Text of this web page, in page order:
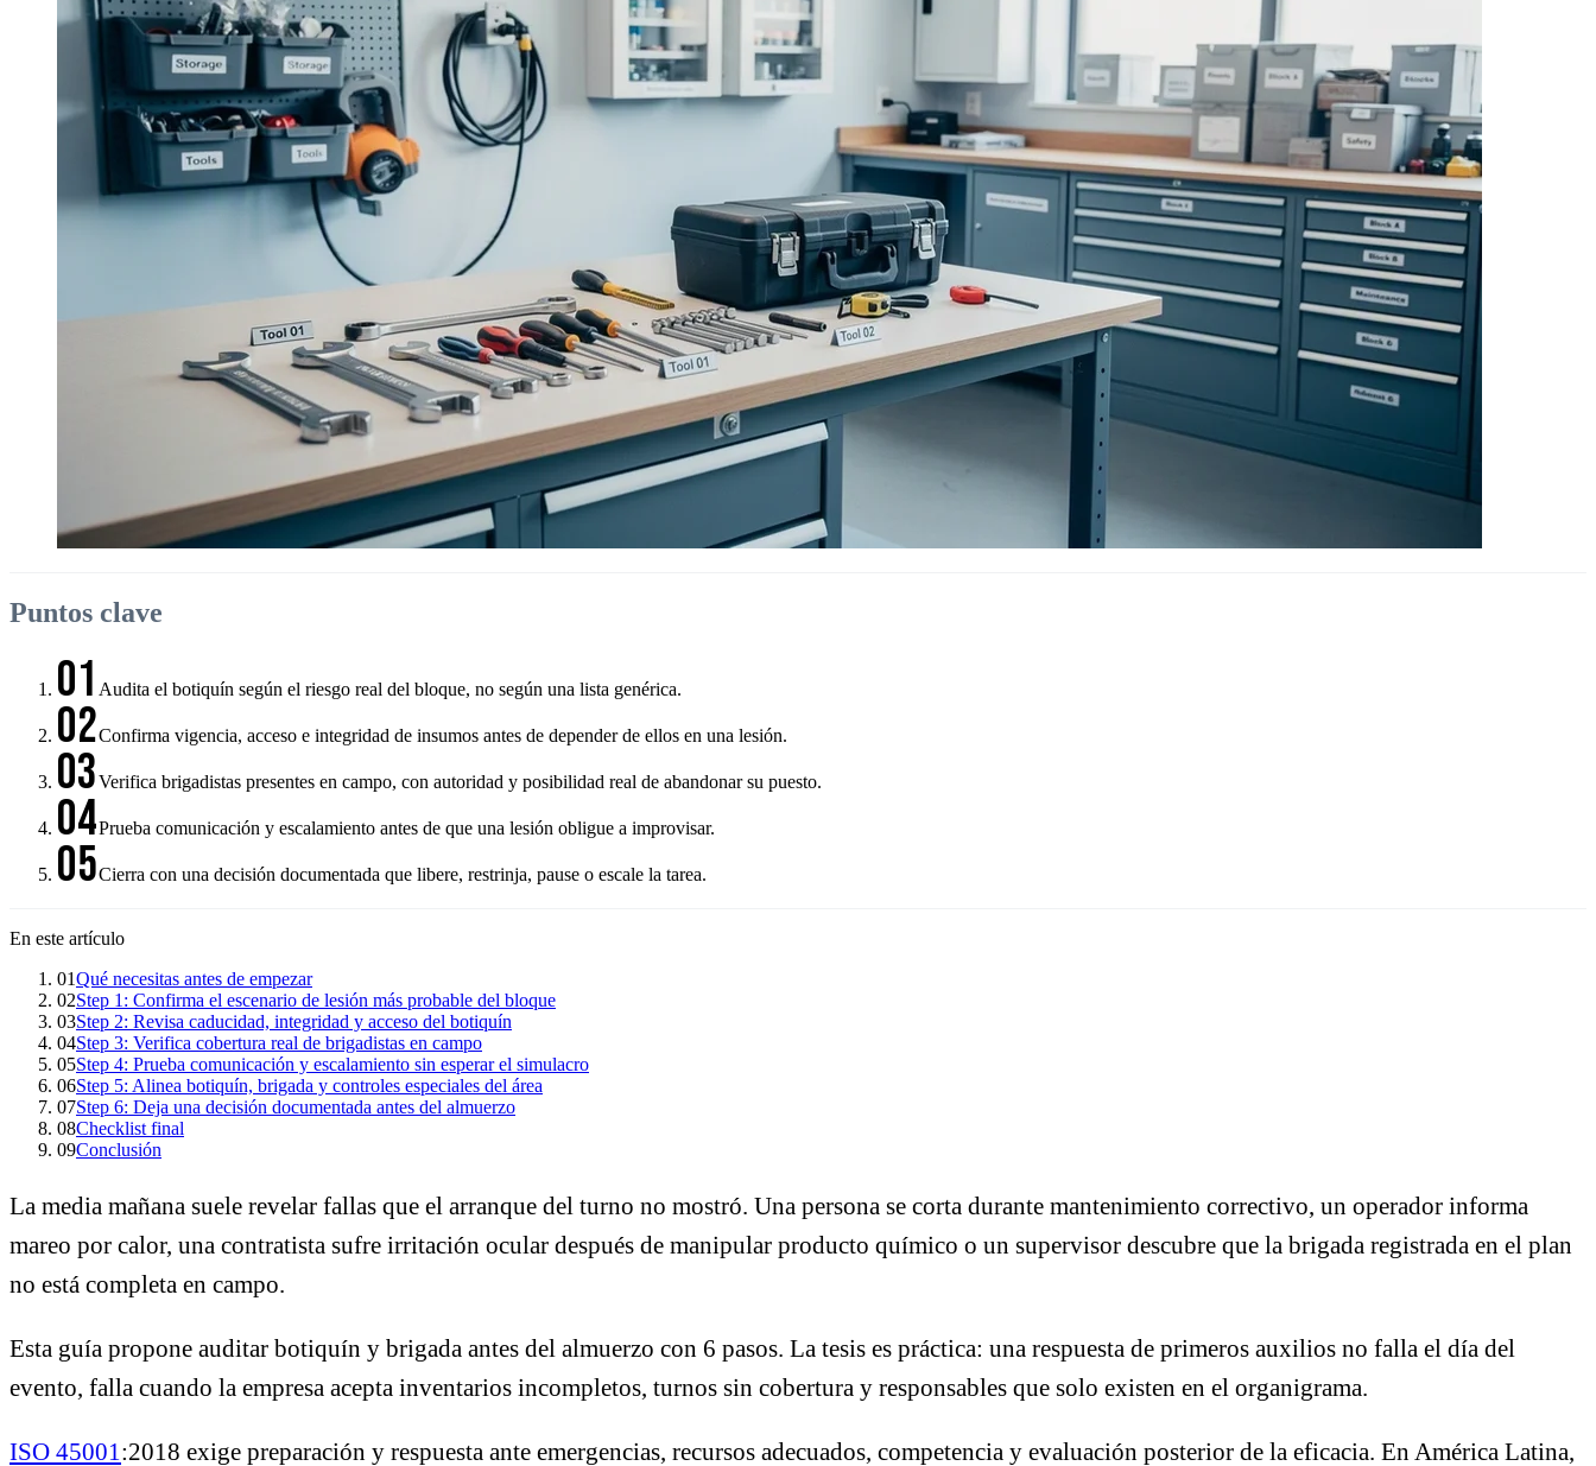
Puntos clave
01 Audita el botiquín según el riesgo real del bloque, no según una lista genérica.
02Confirma vigencia, acceso e integridad de insumos antes de depender de ellos en una lesión.
03Verifica brigadistas presentes en campo, con autoridad y posibilidad real de abandonar su puesto.
04Prueba comunicación y escalamiento antes de que una lesión obligue a improvisar.
05Cierra con una decisión documentada que libere, restrinja, pause o escale la tarea.
En este artículo
01Qué necesitas antes de empezar
02Step 1: Confirma el escenario de lesión más probable del bloque
03Step 2: Revisa caducidad, integridad y acceso del botiquín
04Step 3: Verifica cobertura real de brigadistas en campo
05Step 4: Prueba comunicación y escalamiento sin esperar el simulacro
06Step 5: Alinea botiquín, brigada y controles especiales del área
07Step 6: Deja una decisión documentada antes del almuerzo
08Checklist final
09Conclusión
La media mañana suele revelar fallas que el arranque del turno no mostró. Una persona se corta durante mantenimiento correctivo, un operador informa
mareo por calor, una contratista sufre irritación ocular después de manipular producto químico o un supervisor descubre que la brigada registrada en el plan
no está completa en campo.
Esta guía propone auditar botiquín y brigada antes del almuerzo con 6 pasos. La tesis es práctica: una respuesta de primeros auxilios no falla el día del
evento, falla cuando la empresa acepta inventarios incompletos, turnos sin cobertura y responsables que solo existen en el organigrama.
ISO 45001 :2018 exige preparación y respuesta ante emergencias, recursos adecuados, competencia y evaluación posterior de la eficacia. En América Latina,